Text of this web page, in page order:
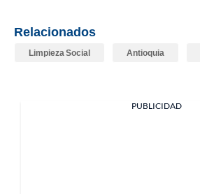
Relacionados
Limpieza Social Antioquia
PUBLICIDAD